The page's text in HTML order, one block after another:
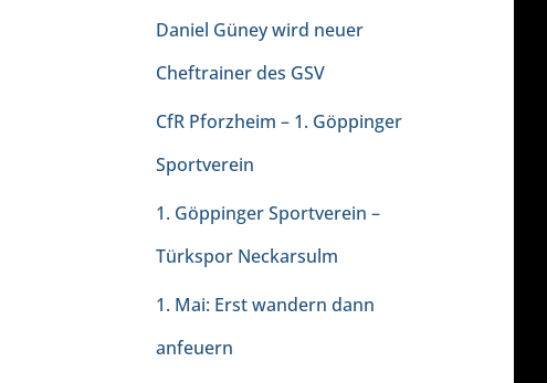
Daniel Güney wird neuer
Cheftrainer des GSV
CfR Pforzheim – 1. Göppinger
Sportverein
1. Göppinger Sportverein –
Türkspor Neckarsulm
1. Mai: Erst wandern dann
anfeuern